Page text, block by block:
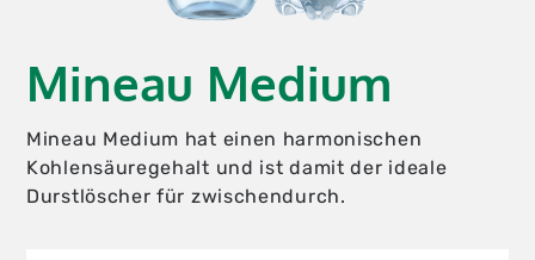
Mineau Medium
Mineau Medium hat einen harmonischen
Kohlensäuregehalt und ist damit der ideale
Durstlöscher für zwischendurch.